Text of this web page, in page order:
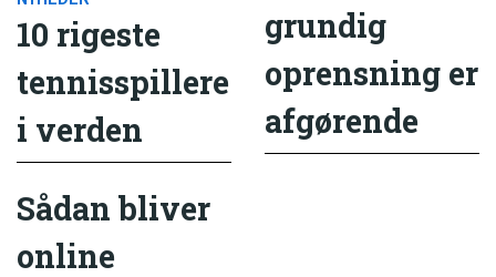
10 rigeste
tennisspillere
i verden
grundig
oprensning er
afgørende
Sådan bliver
online